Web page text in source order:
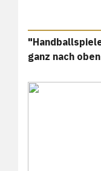
ganz nach